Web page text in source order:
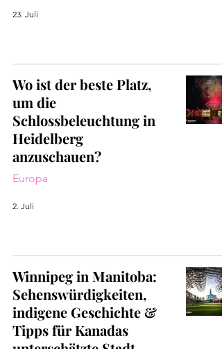
23. Juli
Wo ist der beste Platz,
um die
Schlossbeleuchtung in
Heidelberg
anzuschauen?
Europa
2. Juli
Winnipeg in Manitoba:
Sehenswürdigkeiten,
indigene Geschichte &
Tipps für Kanadas